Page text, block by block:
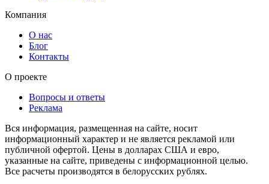
Компания
О нас
Блог
Контакты
О проекте
Вопросы и ответы
Реклама
Вся информация, размещенная на сайте, носит
информационный характер и не является рекламой или
публичной офертой. Цены в долларах США и евро,
указанные на сайте, приведены с информационной целью.
Все расчеты производятся в белорусских рублях.